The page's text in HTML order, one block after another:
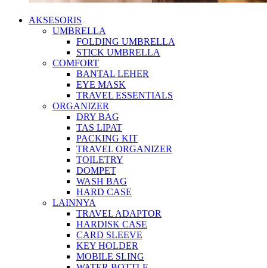
AKSESORIS
UMBRELLA
FOLDING UMBRELLA
STICK UMBRELLA
COMFORT
BANTAL LEHER
EYE MASK
TRAVEL ESSENTIALS
ORGANIZER
DRY BAG
TAS LIPAT
PACKING KIT
TRAVEL ORGANIZER
TOILETRY
DOMPET
WASH BAG
HARD CASE
LAINNYA
TRAVEL ADAPTOR
HARDISK CASE
CARD SLEEVE
KEY HOLDER
MOBILE SLING